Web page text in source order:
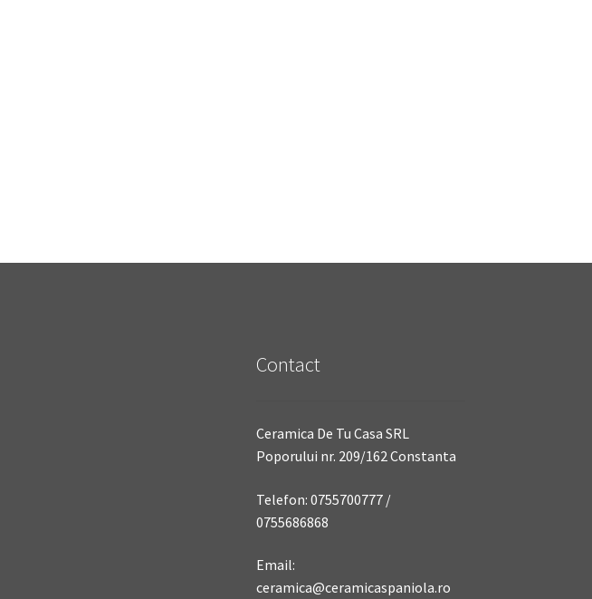
Contact
Ceramica De Tu Casa SRL
Poporului nr. 209/162 Constanta
Telefon: 0755700777 /
0755686868
Email:
ceramica@ceramicaspaniola.ro